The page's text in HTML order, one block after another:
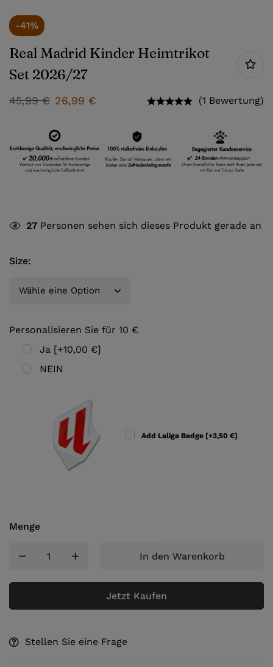
-41%
Real Madrid Kinder Heimtrikot
Set 2026/27
45,99€ 26,99 € (1 Bewertung)
27 Personen sehen sich dieses Produkt gerade an
Size:
Personalisieren Sie für 10 €
Ja [+10,00 €]
NEIN
Add Laliga Badge [+3,50 €]
Menge
In den Warenkorb
Jetzt Kaufen
Stellen Sie eine Frage